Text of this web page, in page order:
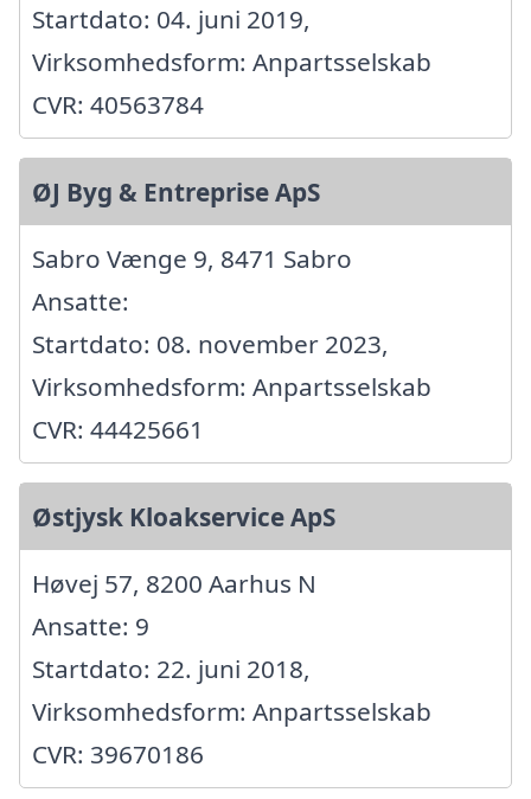
Startdato: 04. juni 2019,
Virksomhedsform: Anpartsselskab
CVR: 40563784
ØJ Byg & Entreprise ApS
Sabro Vænge 9, 8471 Sabro
Ansatte:
Startdato: 08. november 2023,
Virksomhedsform: Anpartsselskab
CVR: 44425661
Østjysk Kloakservice ApS
Høvej 57, 8200 Aarhus N
Ansatte: 9
Startdato: 22. juni 2018,
Virksomhedsform: Anpartsselskab
CVR: 39670186